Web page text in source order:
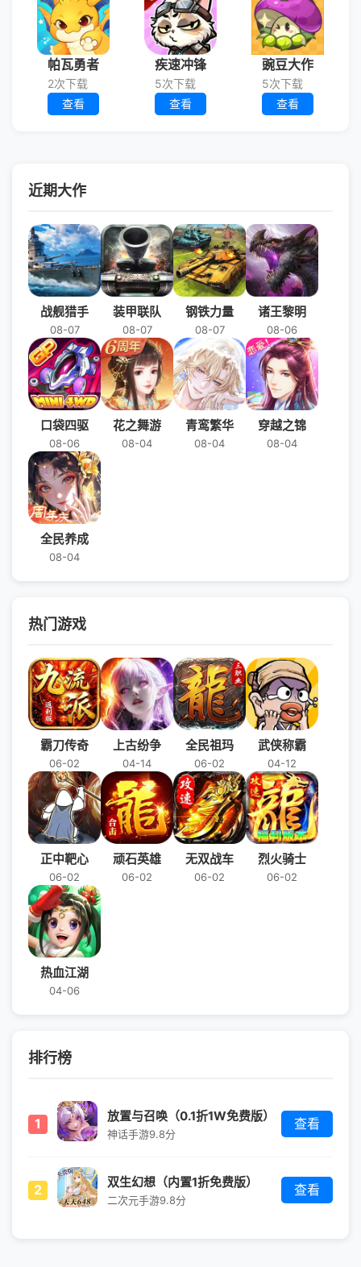
帕瓦勇者
2次下载
查看
疾速冲锋
5次下载
查看
豌豆大作
5次下载
查看
近期大作
战舰猎手
08-07
装甲联队
08-07
钢铁力量
08-07
诸王黎明
08-06
口袋四驱
08-06
花之舞游
08-04
青鸾繁华
08-04
穿越之锦
08-04
全民养成
08-04
热门游戏
霸刀传奇
06-02
上古纷争
04-14
全民祖玛
06-02
武侠称霸
04-12
正中靶心
06-02
顽石英雄
06-02
无双战车
06-02
烈火骑士
06-02
热血江湖
04-06
排行榜
1 放置与召唤（0.1折1W免费版）
神话手游9.8分
查看
2 双生幻想（内置1折免费版）
二次元手游9.8分
查看